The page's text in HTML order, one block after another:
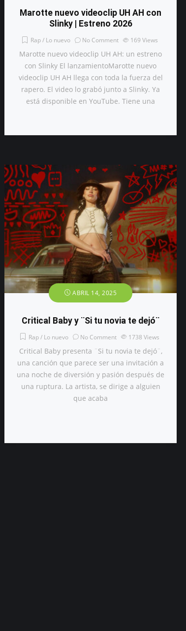
Marotte nuevo videoclip UH AH con
Slinky | Estreno 2026
Rap / Lo nuevo No Comment 169 Views
Marotte nuevo videoclip UH AH: un estreno
con Slinky El lanzamientoMarotte nuevo
videoclip UH AH llega con toda la fuerza del
rapero. El video lo grabó junto a Slinky. Ya
está disponible en YouTube. Tiene una
ABRIL 14, 2025
Critical Baby y ¨Si tu novia te dejó¨
Rap / Lo nuevo No Comment 1738 Views
Critical Baby presenta ¨Si tu novia te dejó¨,
una canción que parece ser una invitación a
una noche de diversión y pasión después de
una ruptura. La artista, se dirige a alguien
que acaba